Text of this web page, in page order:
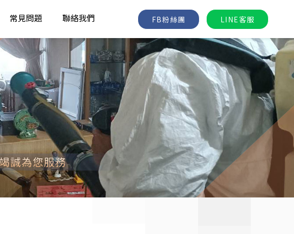
常見問題 聯絡我們 FB粉絲團 LINE客服